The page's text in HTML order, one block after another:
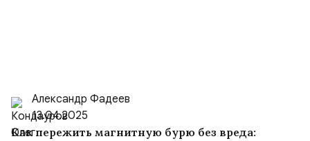
Александр Фадеев
13.04.2025
Как пережить магнитную бурю без вреда: